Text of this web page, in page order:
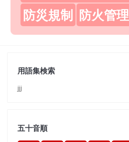
防災規制 防火管理
用語集検索
jjj
五十音順